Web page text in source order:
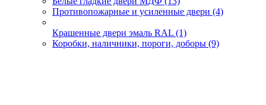
Противопожарные и усиленные двери (4)
Крашенные двери эмаль RAL (1)
Коробки, наличники, пороги, доборы (9)